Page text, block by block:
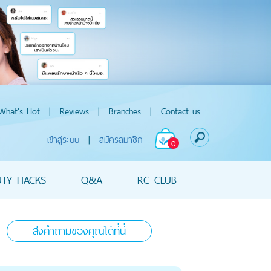
Hot | Reviews | Branches | Contact us
0
เข้าสู่ระบบ | สมัครสมาชิก
HACKS Q&A RC CLUB
ส่งคำถามของคุณได้ที่นี่